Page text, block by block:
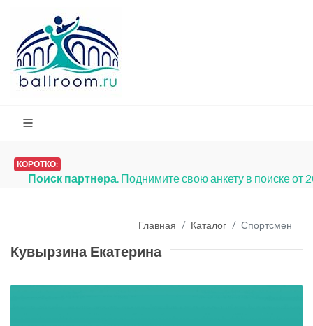
КОРОТКО:
Поиск партнера. Поднимите свою анкету в поиске от
Главная Каталог Спортсмен
Кувырзина Екатерина